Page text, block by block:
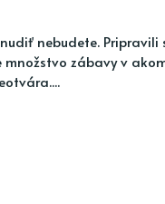
nebudete. Pripravili
zábavy v